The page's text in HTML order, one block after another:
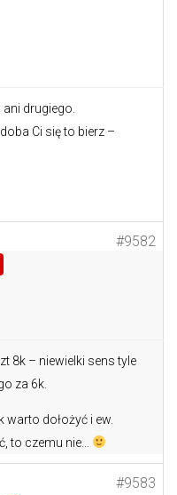
drugiego.
Ci się to bierz –
#9582
8k – niewielki sens tyle
za 6k.
warto dołożyć i ew.
to czemu nie…
#9583